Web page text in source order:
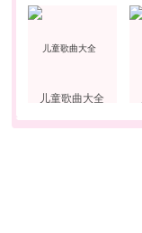
儿童歌曲大全